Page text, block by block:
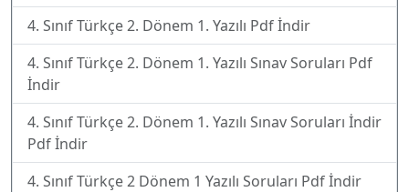
4. Sınıf Türkçe 2. Dönem 1. Yazılı Pdf İndir
4. Sınıf Türkçe 2. Dönem 1. Yazılı Sınav Soruları Pdf
İndir
4. Sınıf Türkçe 2. Dönem 1. Yazılı Sınav Soruları İndir
Pdf İndir
4. Sınıf Türkçe 2 Dönem 1 Yazılı Soruları Pdf İndir